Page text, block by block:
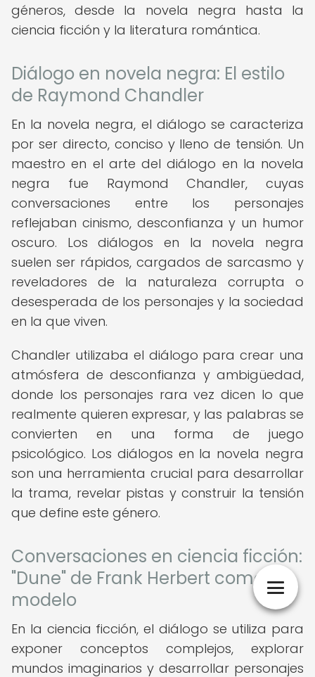
géneros, desde la novela negra hasta la
ciencia ficción y la literatura romántica.
Diálogo en novela negra: El estilo
de Raymond Chandler
En la novela negra, el diálogo se caracteriza
por ser directo, conciso y lleno de tensión. Un
maestro en el arte del diálogo en la novela
negra fue Raymond Chandler, cuyas
conversaciones entre los personajes
reflejaban cinismo, desconfianza y un humor
oscuro. Los diálogos en la novela negra
suelen ser rápidos, cargados de sarcasmo y
reveladores de la naturaleza corrupta o
desesperada de los personajes y la sociedad
en la que viven.
Chandler utilizaba el diálogo para crear una
atmósfera de desconfianza y ambigüedad,
donde los personajes rara vez dicen lo que
realmente quieren expresar, y las palabras se
convierten en una forma de juego
psicológico. Los diálogos en la novela negra
son una herramienta crucial para desarrollar
la trama, revelar pistas y construir la tensión
que define este género.
Conversaciones en ciencia ficción:
"Dune" de Frank Herbert como
modelo
En la ciencia ficción, el diálogo se utiliza para
exponer conceptos complejos, explorar
mundos imaginarios y desarrollar personajes